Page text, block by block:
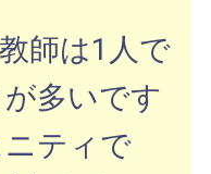
師は1人で
多いです
ティで